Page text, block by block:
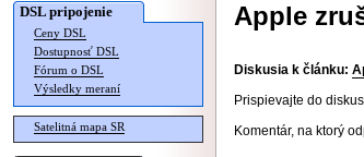
DSL pripojenie
Ceny DSL
Dostupnosť DSL
Fórum o DSL
Výsledky meraní
Satelitná mapa SR
Apple
Diskusia k článku:
Prispievajte do
Komentár, na ktorý